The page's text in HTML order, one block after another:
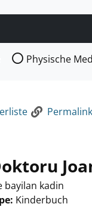
Sie die Medienart
Physische
bayilan kadin
Kinderbuch